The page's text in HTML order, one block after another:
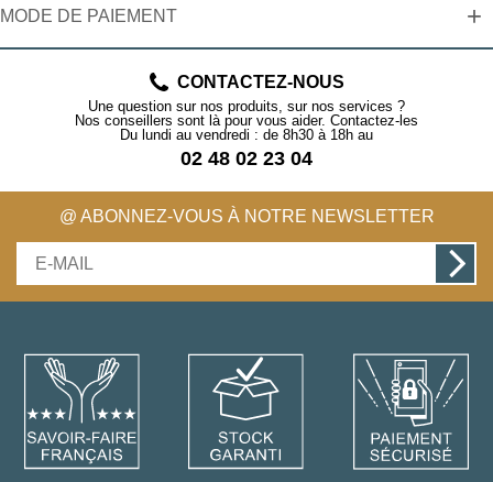
MODE DE PAIEMENT +
CONTACTEZ-NOUS
Une question sur nos produits, sur nos services ?
Nos conseillers sont là pour vous aider. Contactez-les
Du lundi au vendredi : de 8h30 à 18h au
02 48 02 23 04
@ ABONNEZ-VOUS À NOTRE NEWSLETTER